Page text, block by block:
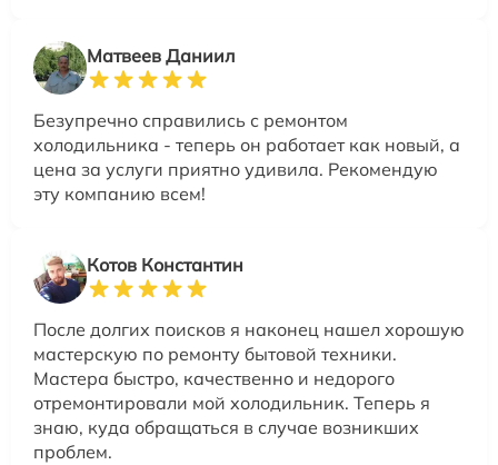
Матвеев Даниил
Безупречно справились с ремонтом
холодильника - теперь он работает как новый, а
цена за услуги приятно удивила. Рекомендую
эту компанию всем!
Котов Константин
После долгих поисков я наконец нашел хорошую
мастерскую по ремонту бытовой техники.
Мастера быстро, качественно и недорого
отремонтировали мой холодильник. Теперь я
знаю, куда обращаться в случае возникших
проблем.